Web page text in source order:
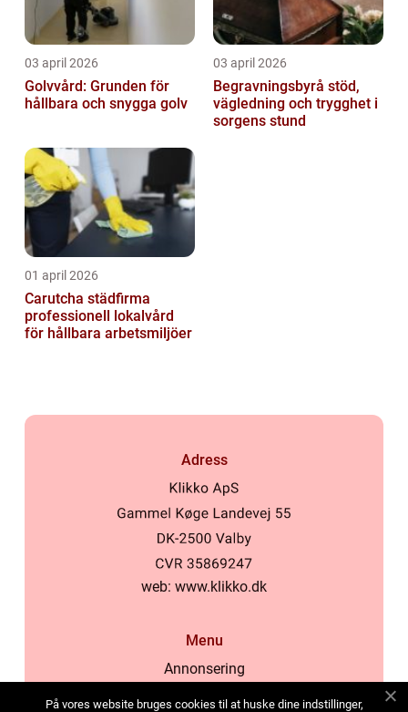
03 april 2026
Golvvård: Grunden för
hållbara och snygga golv
03 april 2026
Begravningsbyrå stöd,
vägledning och trygghet i
sorgens stund
01 april 2026
Carutcha städfirma
professionell lokalvård
för hållbara arbetsmiljöer
Adress
web: www.klikko.dk
Menu
Annonsering
På vores website bruges cookies til at huske dine indstillinger,